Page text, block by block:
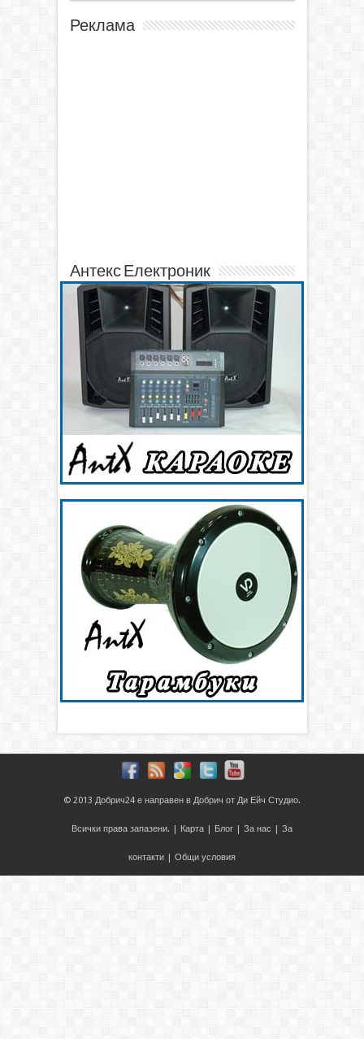
Реклама
Антекс Електроник
© 2013 Добрич24 е направен в Добрич от Ди Ейч Студио.
Всички права запазени. | Карта | Блог | За нас | За
контакти | Общи условия